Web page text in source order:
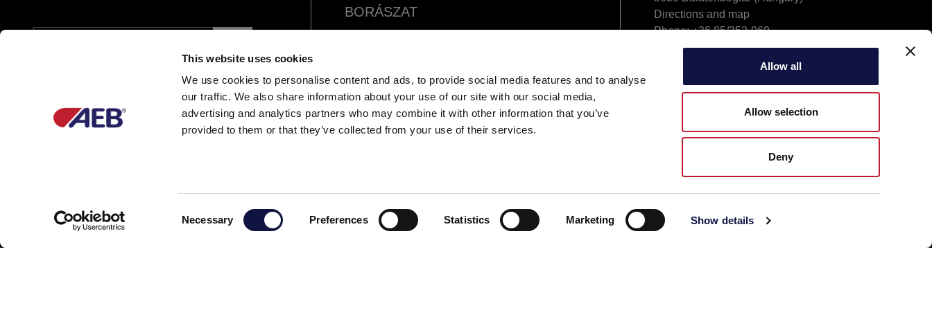
This website uses cookies
We use cookies to personalise content and ads, to provide social media features and to analyse
our traffic. We also share information about your use of our site with our social media,
advertising and analytics partners who may combine it with other information that you’ve
provided to them or that they’ve collected from your use of their services.
Necessary Preferences Statistics Marketing Show details
Allow all
Allow selection
Deny
BORÁSZAT
Directions and map
Phone: +36 85/352-969
info@aeb-hungaria.hu
HU